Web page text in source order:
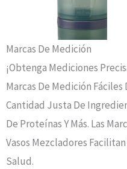
Marcas De Medición
¡Obtenga Mediciones
Marcas De Medición
Cantidad Justa De
De Proteínas Y Más. Las
Vasos Mezcladores
Salud.